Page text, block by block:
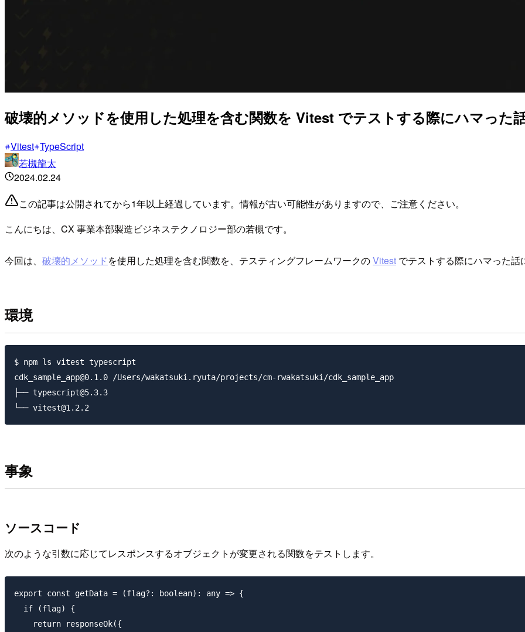
破壊的メソッドを使用した処理を含む関数を Vitest でテストする際にハマった
Vitest TypeScript
若槻龍太
2024.02.24
この記事は公開されてから1年以上経過しています。情報が古い可能性がありますので、ご注意ください。
こんにちは、CX 事業本部製造ビジネステクノロジー部の若槻です。
今回は、 破壊的メソッドを使用した処理を含む関数を、テスティングフレームワークのVitest でテストする際にハマった
環境
$ npm ls vitest typescript
cdk_sample_app@0.1.0 /Users/wakatsuki.ryuta/projects/cm-rwakatsuki/cdk_sample_app
├── typescript@5.3.3
事象
ソースコード
次のような引数に応じてレスポンスするオブジェクトが変更される関数をテストします。
export const getData = (flag?: boolean): any => {
  if (flag) {
    return responseOk({